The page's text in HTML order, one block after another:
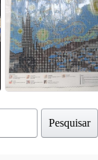
Pesquisar